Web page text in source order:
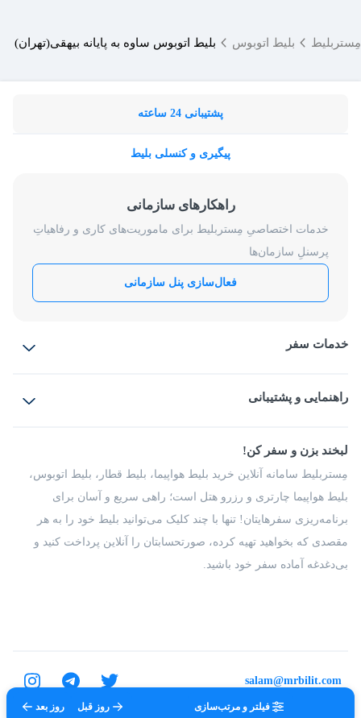
فیلتر و مرتب‌سازی روز قبل روز بعد
مِستربلیط بلیط اتوبوس بلیط اتوبوس ساوه به پایانه بیهقی(تهران)
پشتیبانی 24 ساعته
پیگیری و کنسلی بلیط
راهکارهای سازمانی
خدمات اختصاصیِ مِستربلیط برای ماموریت‌های کاری و رفاهیاتِ
پرسنلِ سازمان‌ها
فعال‌سازی پنل سازمانی
خدمات سفر
بلیط قطار
راهنمایی و پشتیبانی
شرایط و مقررات
راهکار سازمانی
فرصت‌های شغلی
درباره ما
لبخند بزن و سفر کن!
مِستربلیط سامانه آنلاین خرید بلیط هواپیما، بلیط قطار، بلیط اتوبوس،
بلیط هواپیما چارتری و رزرو هتل است؛ راهی سریع و آسان برای
برنامه‌ریزی سفرهایتان! تنها با چند کلیک می‌توانید بلیط خود را به هر
مقصدی که بخواهید تهیه کرده، صورتحسابتان را آنلاین پرداخت کنید و
بی‌دغدغه آماده سفر خود باشید.
تمامی حقوق برای شرکت عتیق گشت اصفهان محفوظ است.
salam@mrbilit.com